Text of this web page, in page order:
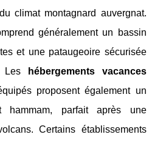
climat montagnard auvergnat.
généralement un bassin
et une pataugeoire sécurisée
Les
hébergements vacances
proposent également un
parfait après une
Certains établissements